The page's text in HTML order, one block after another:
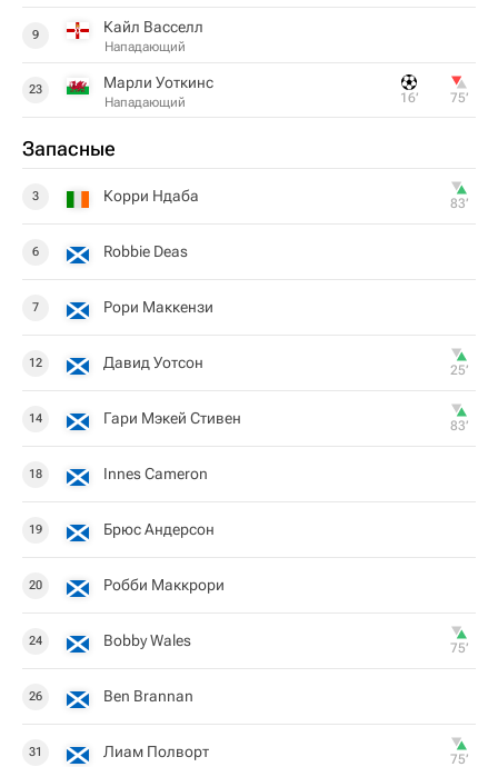
9 Кайл Васселл
Нападающий
23 Марли Уоткинс
Нападающий 16‎’‎ 75‎’‎
Запасные
3 Корри Ндаба 83‎’‎
6 Robbie Deas
7 Рори Маккензи
12 Давид Уотсон 25‎’‎
14 Гари Мэкей Стивен 83‎’‎
18 Innes Cameron
19 Брюс Андерсон
20 Робби Маккрори
24 Bobby Wales 75‎’‎
26 Ben Brannan
31 Лиам Полворт 75‎’‎